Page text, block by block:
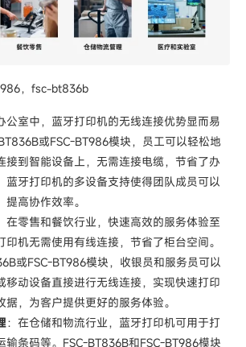
，fsc-bt836b
公室中，蓝牙打印机的无线连接优势显而易
或FSC-BT986模块，员工可以轻松地
接到智能设备上，无需连接电缆，节省了办
蓝牙打印机的多设备支持使得团队成员可以
高协作效率。
在零售和餐饮行业，快速高效的服务体验至
印机无需使用有线连接，节省了柜台空间。
或FSC-BT986模块，收银员和服务员可以
移动设备直接进行无线连接，实现快速打印
据，为客户提供更好的服务体验。
：在仓储和物流行业，蓝牙打印机可用于打
输条码等。FSC-BT836B和FSC-BT986模块